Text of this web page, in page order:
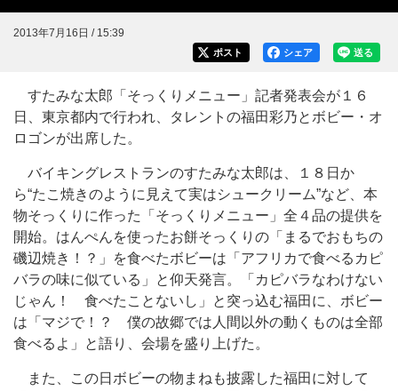
2013年7月16日 / 15:39
送る
シェア
ポスト
すたみな太郎「そっくりメニュー」記者発表会が１６
日、東京都内で行われ、タレントの福田彩乃とボビー・オ
ロゴンが出席した。
バイキングレストランのすたみな太郎は、１８日か
ら“たこ焼きのように見えて実はシュークリーム”など、本
物そっくりに作った「そっくりメニュー」全４品の提供を
開始。はんぺんを使ったお餅そっくりの「まるでおもちの
磯辺焼き！？」を食べたボビーは「アフリカで食べるカピ
バラの味に似ている」と仰天発言。「カピバラなわけない
じゃん！ 食べたことないし」と突っ込む福田に、ボビー
は「マジで！？ 僕の故郷では人間以外の動くものは全部
食べるよ」と語り、会場を盛り上げた。
また、この日ボビーの物まねも披露した福田に対して